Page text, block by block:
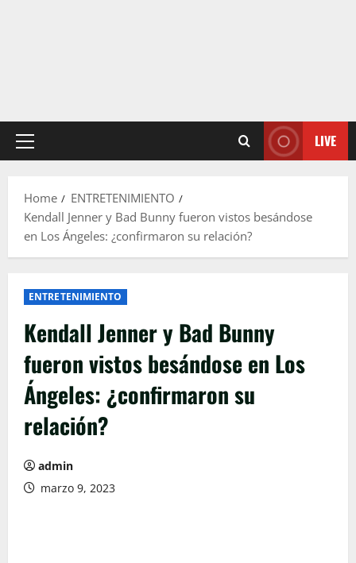
Primary
LIVE
Home
ENTRETENIMIENTO
Kendall Jenner y Bad Bunny fueron vistos besándose
en Los Ángeles: ¿confirmaron su relación?
ENTRETENIMIENTO
Kendall Jenner y Bad Bunny
fueron vistos besándose en Los
Ángeles: ¿confirmaron su
relación?
admin
marzo 9, 2023